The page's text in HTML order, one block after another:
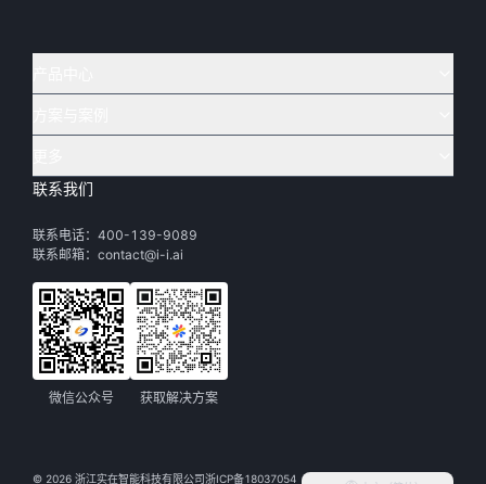
IDP 文档审阅 实在 RPA 机器人
实在 RPA 控制器
实在取数宝
电商
政府
制造
教育
财务
下载体验
实在学院
实在社区
帮助中心
智能体市场
渠道加盟
关于实在
加入我们
联系我们
联系电话：400-139-9089
联系邮箱：contact@i-i.ai
微信公众号 获取解决方案
© 2026 浙江实在智能科技有限公司浙ICP备18037054